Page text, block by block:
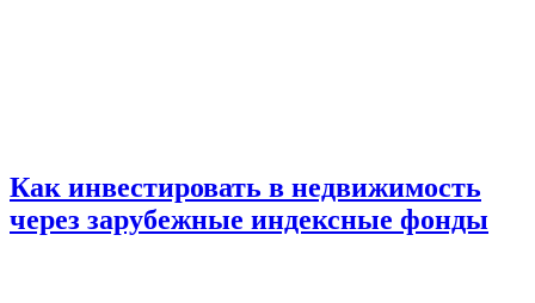
Как инвестировать в недвижимость
через зарубежные индексные фонды